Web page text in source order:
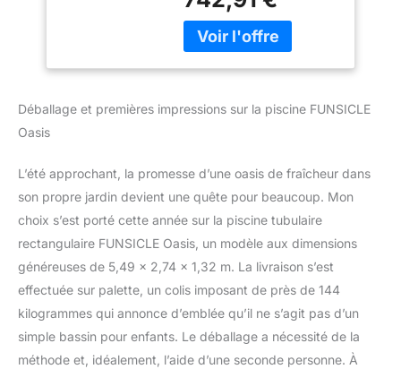
SmartConnect™
nage à domicile. Hauteur
d'eau optimale :
Profondeur d'eau de 1,16
Toughmesh triple
assembler. Accessoires
inclus : Échelle repliable,
pompe RX1500 avec filtre
type C, bâche, tapis de
sol, kit d'entretien
complet. Engagement
écoresponsable :
Emballage certifié FSC
C172159 en matériaux
recyclés.
Déballage et premières impressions sur la piscine FUNSICLE
Oasis
L’été approchant, la promesse d’une oasis de fraîcheur dans
son propre jardin devient une quête pour beaucoup. Mon
choix s’est porté cette année sur la piscine tubulaire
rectangulaire FUNSICLE Oasis, un modèle aux dimensions
généreuses de 5,49 x 2,74 x 1,32 m. La livraison s’est
effectuée sur palette, un colis imposant de près de 144
kilogrammes qui annonce d’emblée qu’il ne s’agit pas d’un
simple bassin pour enfants. Le déballage a nécessité de la
méthode et, idéalement, l’aide d’une seconde personne. À